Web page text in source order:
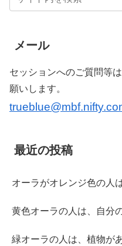
メール
セッションへのご質問等
願いします。
最近の投稿
オーラがオレンジ色の人
黄色オーラの人は、自分
緑オーラの人は、植物が